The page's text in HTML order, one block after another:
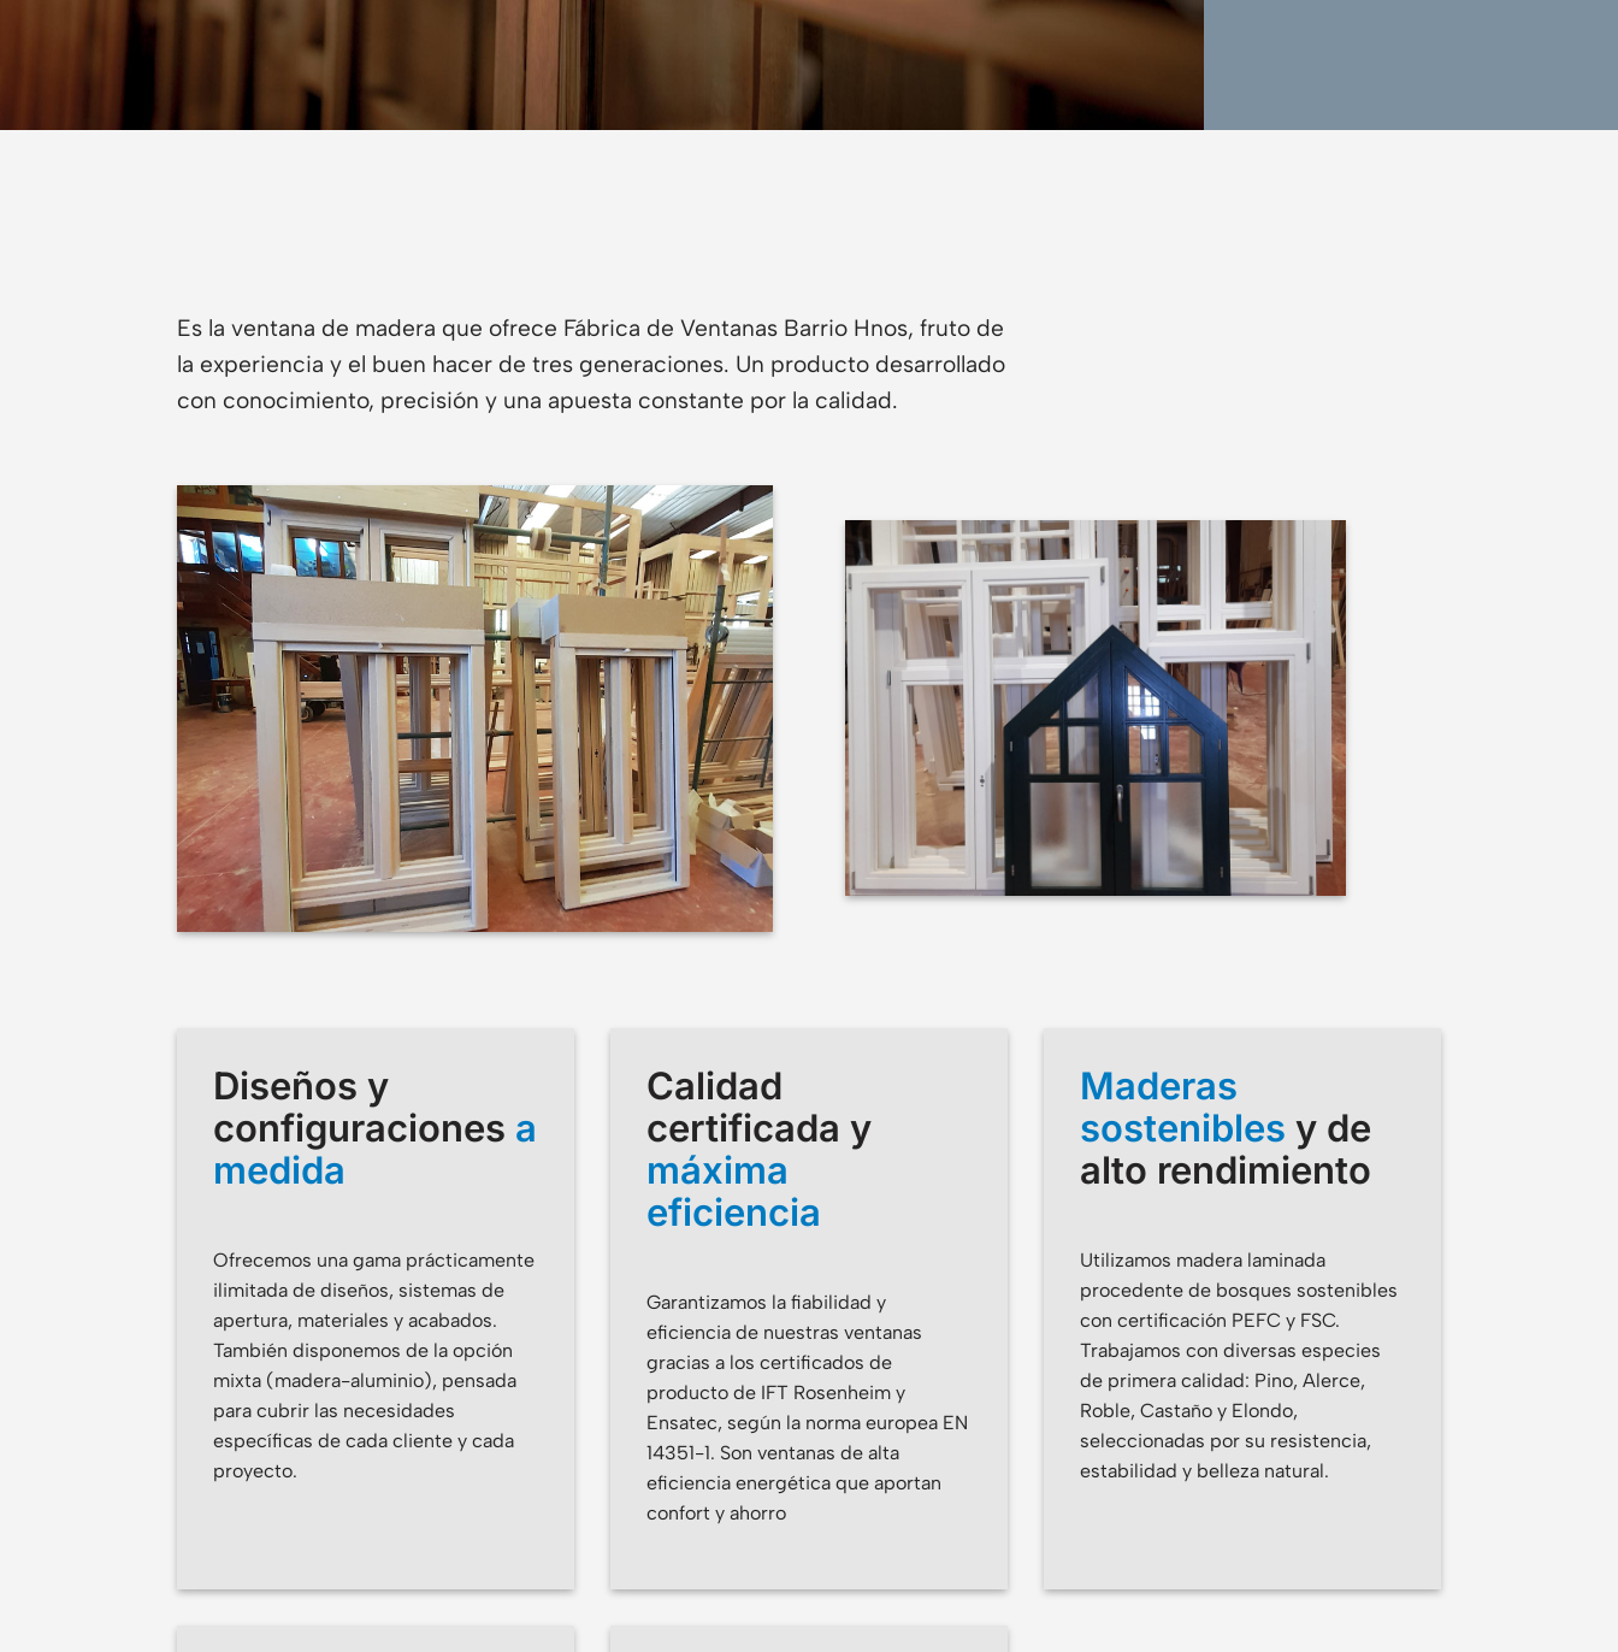
Es la ventana de madera que ofrece Fábrica de Ventanas Barrio Hnos, fruto de
la experiencia y el buen hacer de tres generaciones. Un producto desarrollado
con conocimiento, precisión y una apuesta constante por la calidad.
Diseños y
configuraciones a
medida
Ofrecemos una gama prácticamente
ilimitada de diseños, sistemas de
apertura, materiales y acabados.
También disponemos de la opción
mixta (madera-aluminio), pensada
para cubrir las necesidades
específicas de cada cliente y cada
proyecto.
Calidad
certificada y
máxima
eficiencia
Garantizamos la fiabilidad y
eficiencia de nuestras ventanas
gracias a los certificados de
producto de IFT Rosenheim y
Ensatec, según la norma europea EN
14351-1. Son ventanas de alta
eficiencia energética que aportan
confort y ahorro
Maderas
sostenibles y de
alto rendimiento
Utilizamos madera laminada
procedente de bosques sostenibles
con certificación PEFC y FSC.
Trabajamos con diversas especies
de primera calidad: Pino, Alerce,
Roble, Castaño y Elondo,
seleccionadas por su resistencia,
estabilidad y belleza natural.